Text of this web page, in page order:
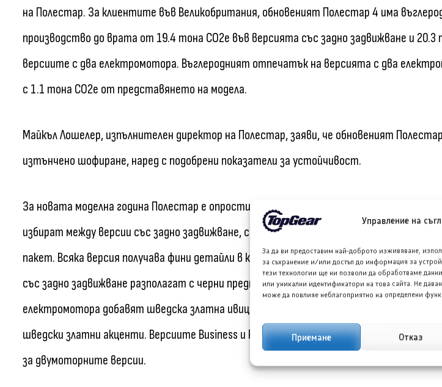
Управление на
За да ви предоставим най-доброто изживяване,
за съхранение и/или достъп до информация за
тези технологии ще ни позволи да обработваме
или уникални идентификатори на това сайта. Не
може да повлияе неблагоприятно на определени
Приемане Отказ
на Полестар. За клиентите във Великобритания, обновеният Полестар 4 има
производство до врата от 19.4 тона CO2е във версията със задно задвижване и 20.3
версиите с два електромотора. Въглеродният отпечатък на версията с два
с 1.1 тона CO2е от представянето на модела.
Майкъл Лошелер, изпълнителен директор на Полестар, заяви, че обновеният
изтънчено шофиране, наред с подобрени показатели за устойчивост.
За новата моделна година Полестар е опростил структурата на гамата. Купувачите
избират между версии със задно задвижване, с два електромотора и с два
пакет. Всяка версия получава фини детайли в купето, за да се разграничат
със задно задвижване разполагат с черни предпазни колани и въртящи се бутони,
електромотора добавят шведска златна ивица, докато моделите със спортен пакет
шведски златни акценти. Версиите Business и Prime се предлагат както за
за двумоторните версии.